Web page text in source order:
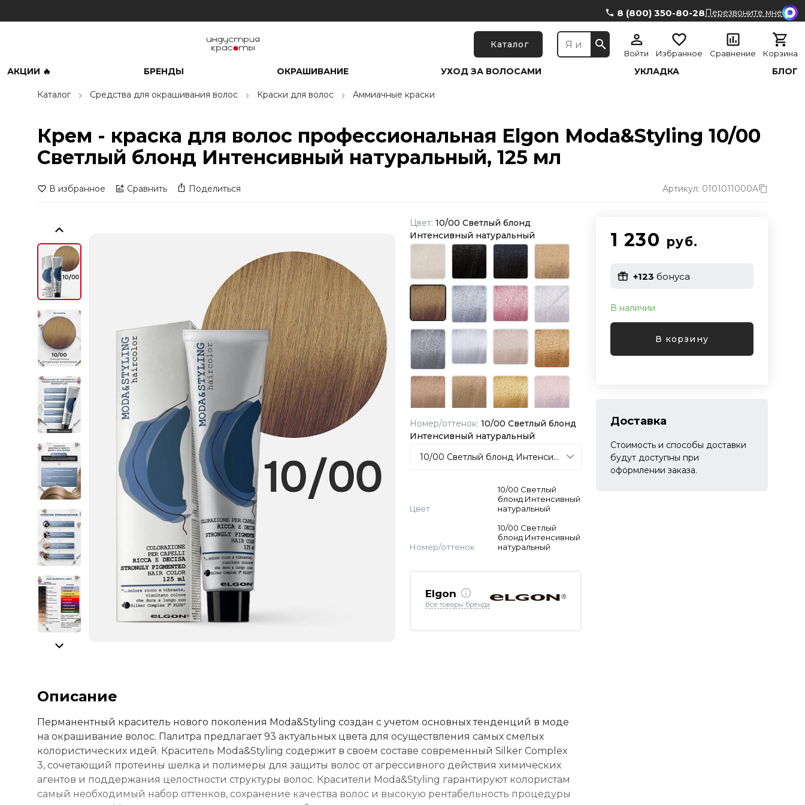
8 (800) 350-80-28Перезвоните мне
Каталог
Войти Избранное Сравнение Корзина
АКЦИИ 🔥 БРЕНДЫ ОКРАШИВАНИЕ УХОД ЗА ВОЛОСАМИ УКЛАДКА БЛОГ
Каталог Средства для окрашивания волос Краски для волос Аммиачные краски
Крем - краска для волос профессиональная Elgon Moda&Styling 10/00
Светлый блонд Интенсивный натуральный, 125 мл
В избранное Сравнить Поделиться Артикул: 0101011000A
Цвет: 10/00 Светлый блонд
Интенсивный натуральный
Номер/оттенок: 10/00 Светлый блонд
Интенсивный натуральный
Цвет
10/00 Светлый
блонд Интенсивный
натуральный
Номер/оттенок
10/00 Светлый
блонд Интенсивный
натуральный
Elgon
Все товары бренда
1 230 руб.
+123 бонуса
В наличии
В корзину
Доставка
Стоимость и способы доставки
будут доступны при
оформлении заказа.
Описание
Перманентный краситель нового поколения Moda&Styling создан с учетом основных тенденций в моде
на окрашивание волос. Палитра предлагает 93 актуальных цвета для осуществления самых смелых
колористических идей. Краситель Moda&Styling содержит в своем составе современный Silker Complex
3, сочетающий протеины шелка и полимеры для защиты волос от агрессивного действия химических
агентов и поддержания целостности структуры волос. Красители Moda&Styling гарантируют колористам
самый необходимый набор оттенков, сохранение качества волос и высокую рентабельность процедуры